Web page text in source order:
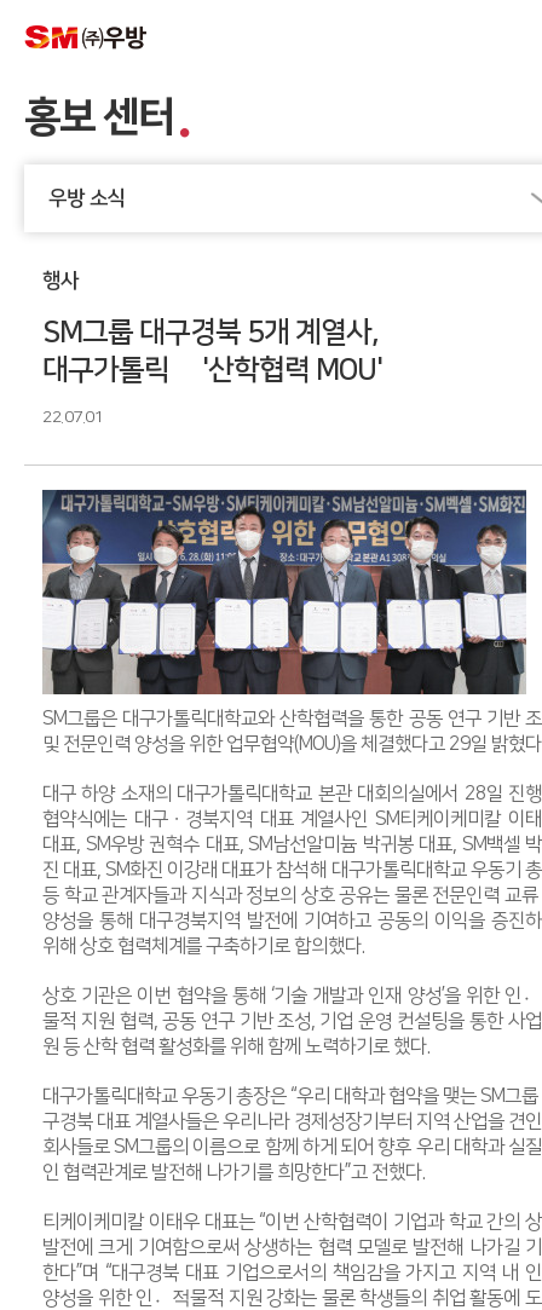
홍보 센터
우방 소식
행사
SM그룹 대구경북 5개 계열사,
대구가톨릭大 '산학협력 MOU'
22.07.01
SM그룹은 대구가톨릭대학교와 산학협력을 통한 공동 연구 기반
및 전문인력 양성을 위한 업무협약(MOU)을 체결했다고 29일 밝혔
대구 하양 소재의 대구가톨릭대학교 본관 대회의실에서 28일 진
협약식에는 대구ㆍ경북지역 대표 계열사인 SM티케이케미칼 이
대표, SM우방 권혁수 대표, SM남선알미늄 박귀봉 대표, SM백셀
진 대표, SM화진 이강래 대표가 참석해 대구가톨릭대학교 우동기
등 학교 관계자들과 지식과 정보의 상호 공유는 물론 전문인력 교류
양성을 통해 대구경북지역 발전에 기여하고 공동의 이익을 증진
위해 상호 협력체계를 구축하기로 합의했다.
상호 기관은 이번 협약을 통해 ‘기술 개발과 인재 양성’을 위한
물적 지원 협력, 공동 연구 기반 조성, 기업 운영 컨설팅을 통한 사
원 등 산학 협력 활성화를 위해 함께 노력하기로 했다.
대구가톨릭대학교 우동기 총장은 “우리 대학과 협약을 맺는 SM그룹
구경북 대표 계열사들은 우리나라 경제성장기부터 지역 산업을 견
회사들로 SM그룹의 이름으로 함께 하게 되어 향후 우리 대학과 실
인 협력관계로 발전해 나가기를 희망한다”고 전했다.
티케이케미칼 이태우 대표는 “이번 산학협력이 기업과 학교 간의
발전에 크게 기여함으로써 상생하는 협력 모델로 발전해 나가길
한다”며 “대구경북 대표 기업으로서의 책임감을 가지고 지역 내
양성을 위한 인적〮물적 지원 강화는 물론 학생들의 취업 활동에